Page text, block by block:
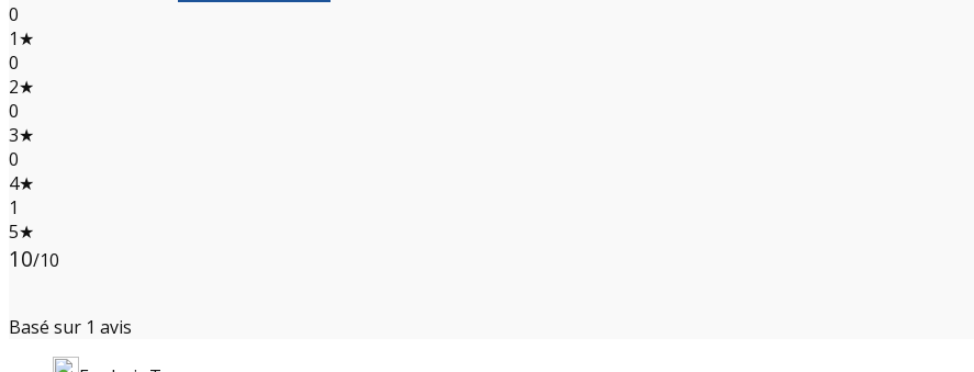
0
1★
0
2★
0
3★
0
4★
1
5★
10/10
Basé sur 1 avis